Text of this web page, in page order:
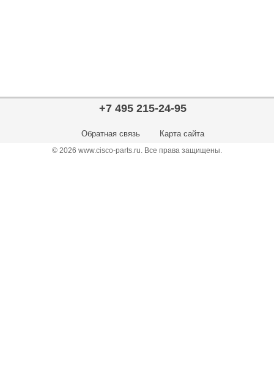
+7 495 215-24-95
Обратная связь Карта сайта
© 2026 www.cisco-parts.ru. Все права защищены.